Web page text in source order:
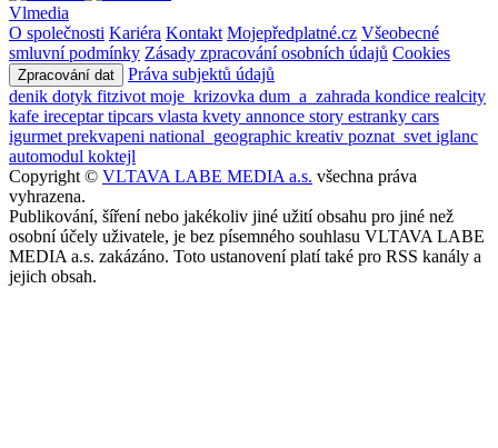
Vlmedia
O společnosti Kariéra Kontakt Mojepředplatné.cz Všeobecné
smluvní podmínky Zásady zpracování osobních údajů Cookies
Zpracování dat
Práva subjektů údajů
denik dotyk fitzivot moje_krizovka dum_a_zahrada kondice realcity
kafe ireceptartipcars vlasta kvety annonce story estranky cars
igurmet prekvapeni national_geographic kreativ poznat_svet iglanc
automodul koktejl
Copyright © VLTAVA LABE MEDIA a.s. všechna práva
vyhrazena.
Publikování, šíření nebo jakékoliv jiné užití obsahu pro jiné než
osobní účely uživatele, je bez písemného souhlasu VLTAVA LABE
MEDIA a.s. zakázáno. Toto ustanovení platí také pro RSS kanály a
jejich obsah.